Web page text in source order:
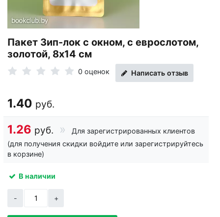
Пакет Зип-лок с окном, с еврослотом,
золотой, 8х14 см
0 оценок Написать отзыв
1.40 руб.
1.26 руб.
Для зарегистрированных клиентов
(для получения скидки войдите или зарегистрируйтесь
в корзине)
В наличии
- +